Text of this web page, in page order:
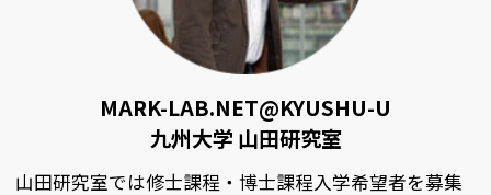
MARK-LAB.NET@KYUSHU-U
九州大学 山田研究室
山田研究室では修士課程・博士課程入学希望者を募集